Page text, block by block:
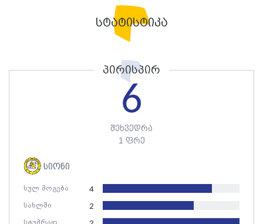
სტატისტიკა
პირისპირ
სიონი
სულ მოგება 4
სახლში 2
6
შეხვედრა
1 ფრე